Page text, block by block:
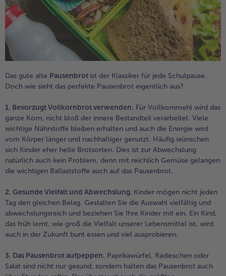
Das gute alte Pausenbrot ist der Klassiker für jede Schulpause.
Doch wie sieht das perfekte Pausenbrot eigentlich aus?
1. Bevorzugt Vollkornbrot verwenden. Für Vollkornmehl wird das
ganze Korn, nicht bloß der innere Bestandteil verarbeitet. Viele
wichtige Nährstoffe bleiben erhalten und auch die Energie wird
vom Körper länger und nachhaltiger genutzt. Häufig wünschen
sich Kinder eher helle Brotsorten. Dies ist zur Abwechslung
natürlich auch kein Problem, denn mit reichlich Gemüse gelangen
die wichtigen Ballaststoffe auch auf das Pausenbrot.
2. Gesunde Vielfalt und Abwechslung. Kinder mögen nicht jeden
Tag den gleichen Belag. Gestalten Sie die Auswahl vielfältig und
abwechslungsreich und beziehen Sie Ihre Kinder mit ein. Ein Kind,
das früh lernt, wie groß die Vielfalt unserer Lebensmittel ist, wird
auch in der Zukunft bunt essen und viel ausprobieren.
3. Das Pausenbrot aufpeppen. Paprikawürfel, Radieschen oder
Salat sind nicht nur gesund, sondern halten das Pausenbrot auch